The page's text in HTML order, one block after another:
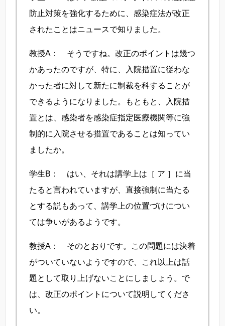
防止対策を強化するために、感染症法が改正
されたことはニュースで知りました。
教授A： そうですね。改正のポイントは幾つ
かあったのですが、特に、入院措置に従わな
かった者に対して新たに制裁を科することが
できるようになりました。もともと、入院措
置とは、感染者を感染症指定医療機関等に強
制的に入院させる措置であることは知ってい
ましたか。
学生B： はい、それは講学上は［ ア ］に当
たると言われていますが、直接強制に当たる
とする説もあって、講学上の位置づけについ
ては争いがあるようです。
教授A： そのとおりです。この問題には決着
がついていないようですので、これ以上は話
題として取り上げないことにしましょう。で
は、改正のポイントについて説明してくださ
い。